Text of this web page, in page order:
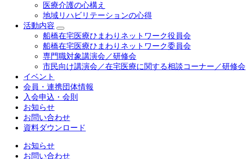
医療介護の心構え
地域リハビリテーションの心得
活動内容
船橋在宅医療ひまわりネットワーク役員会
船橋在宅医療ひまわりネットワーク委員会
専門職対象講演会／研修会
市民向け講演会／在宅医療に関する相談コーナー／研修会
イベント
会員・連携団体情報
入会申込・会則
お知らせ
お問い合わせ
資料ダウンロード
お知らせ
お問い合わせ